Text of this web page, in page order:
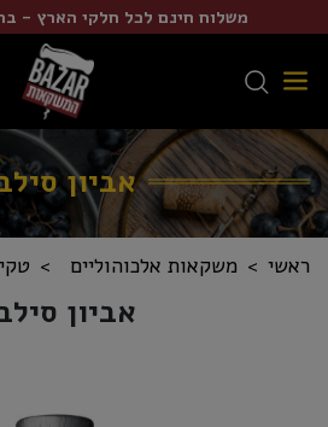
משלוח חינם לכל חלקי הארץ -
אביון
ראשי משקאות אלכוהוליים
אביון